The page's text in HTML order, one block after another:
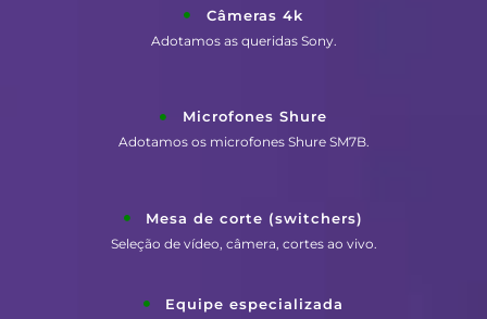
Câmeras 4k
Adotamos as queridas Sony.
Microfones Shure
Adotamos os microfones Shure SM7B.
Mesa de corte (switchers)
Seleção de vídeo, câmera, cortes ao vivo.
Equipe especializada